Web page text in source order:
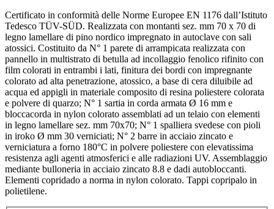
Certificato in conformità delle Norme Europee EN 1176 dall’Istituto
Tedesco TÜV-SÜD. Realizzata con montanti sez. mm 70 x 70 di
legno lamellare di pino nordico impregnato in autoclave con sali
atossici. Costituito da N° 1 parete di arrampicata realizzata con
pannello in multistrato di betulla ad incollaggio fenolico rifinito con
film colorati in entrambi i lati, finitura dei bordi con impregnante
colorato ad alta penetrazione, atossico, a base di cera diluibile ad
acqua ed appigli in materiale composito di resina poliestere colorata
e polvere di quarzo; N° 1 sartia in corda armata Ø 16 mm e
bloccacorda in nylon colorato assemblati ad un telaio con elementi
in legno lamellare sez. mm 70x70; N° 1 spalliera svedese con pioli
in iroko Ø mm 30 verniciati; N° 2 barre in acciaio zincato e
verniciatura a forno 180°C in polvere poliestere con elevatissima
resistenza agli agenti atmosferici e alle radiazioni UV. Assemblaggio
mediante bulloneria in acciaio zincato 8.8 e dadi autobloccanti.
Elementi copridado a norma in nylon colorato. Tappi copripalo in
polietilene.